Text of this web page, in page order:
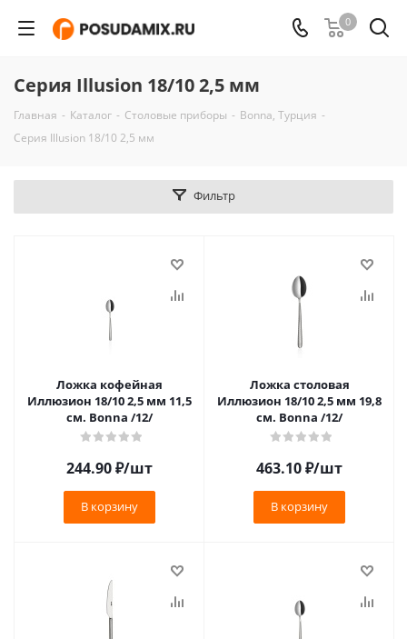
0
Серия Illusion 18/10 2,5 мм
Главная - Каталог - Столовые приборы - Bonna, Турция -
Серия Illusion 18/10 2,5 мм
Фильтр
Ложка кофейная
Иллюзион 18/10 2,5 мм 11,5
см. Bonna /12/
244.90₽/шт
В корзину
Ложка столовая
Иллюзион 18/10 2,5 мм 19,8
см. Bonna /12/
463.10₽/шт
В корзину